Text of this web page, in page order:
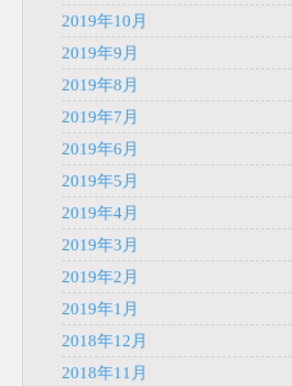
2019年10月
2019年9月
2019年8月
2019年7月
2019年6月
2019年5月
2019年4月
2019年3月
2019年2月
2019年1月
2018年12月
2018年11月